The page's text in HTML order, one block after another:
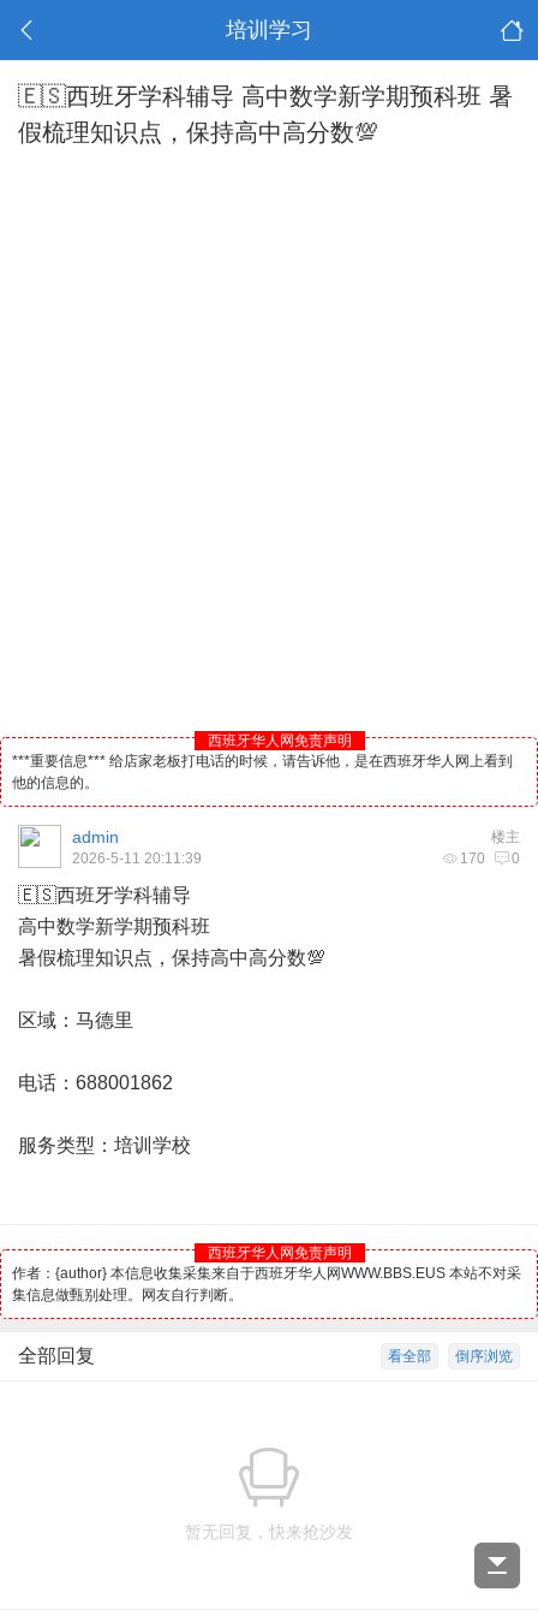
培训学习
🇪🇸西班牙学科辅导 高中数学新学期预科班 暑
假梳理知识点，保持高中高分数💯
西班牙华人网免责声明
***重要信息*** 给店家老板打电话的时候，请告诉他，是在西班牙华人网上看到
他的信息的。
楼主
admin
170 0
2026-5-11 20:11:39
🇪🇸西班牙学科辅导
高中数学新学期预科班
暑假梳理知识点，保持高中高分数💯
区域： 马德里
电话：688001862
服务类型：培训学校
西班牙华人网免责声明
作者：{author} 本信息收集采集来自于西班牙华人网WWW.BBS.EUS 本站不对采
集信息做甄别处理。网友自行判断。
倒序浏览
看全部
全部回复
暂无回复，快来抢沙发